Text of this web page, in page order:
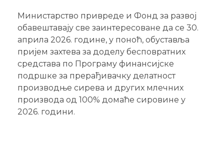
Министарство привреде и Фонд за развој
обавештавају све заинтересоване да се 30.
априла 2026. године, у поноћ, обуставља
пријем захтева за доделу бесповратних
средстава по Програму финансијске
подршке за прерађивачку делатност
производње сирева и других млечних
производа од 100% домаће сировине у
2026. години.